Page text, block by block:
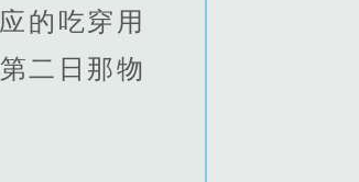
的吃穿用
二日那物